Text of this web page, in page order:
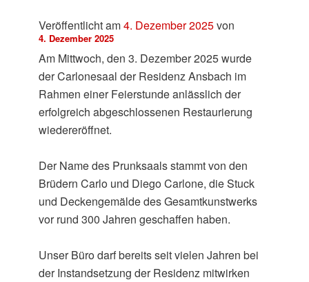
Veröffentlicht am4. Dezember 2025von
4. Dezember 2025
Am Mittwoch, den 3. Dezember 2025 wurde
der Carlonesaal der Residenz Ansbach im
Rahmen einer Feierstunde anlässlich der
erfolgreich abgeschlossenen Restaurierung
wiedereröffnet.
Der Name des Prunksaals stammt von den
Brüdern Carlo und Diego Carlone, die Stuck
und Deckengemälde des Gesamtkunstwerks
vor rund 300 Jahren geschaffen haben.
Unser Büro darf bereits seit vielen Jahren bei
der Instandsetzung der Residenz mitwirken